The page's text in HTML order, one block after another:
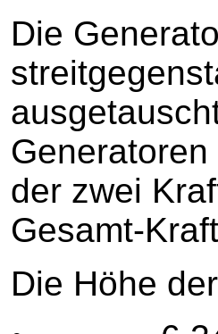
Die
der zwei
Gesamt-
Die Höhe